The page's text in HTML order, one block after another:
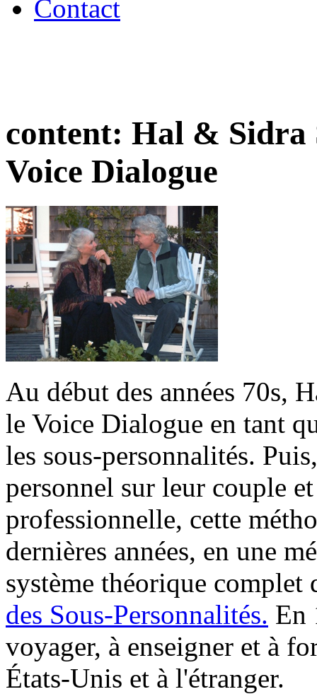
Contact
content: Hal & Sidra
Voice Dialogue
Au début des années 70s,
le Voice Dialogue en tant
les sous-personnalités.
personnel sur leur couple
professionnelle, cette
dernières années, en une
système théorique
des Sous-Personnalités. En
voyager, à enseigner et à
États-Unis et à l'étranger.